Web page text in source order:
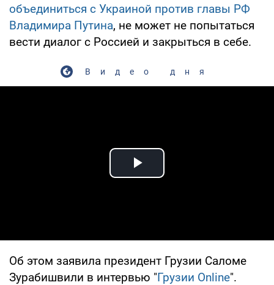
объединиться с Украиной против главы РФ
Владимира Путина, не может не попытаться
вести диалог с Россией и закрыться в себе.
Видео дня
Play Video
Об этом заявила президент Грузии Саломе
Зурабишвили в интервью "Грузии Online".